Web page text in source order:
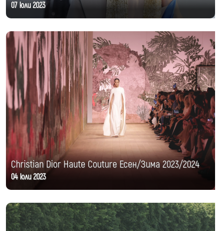
07 юли 2023
Christian Dior Haute Couture Есен/Зима 2023/2024
04 юли 2023